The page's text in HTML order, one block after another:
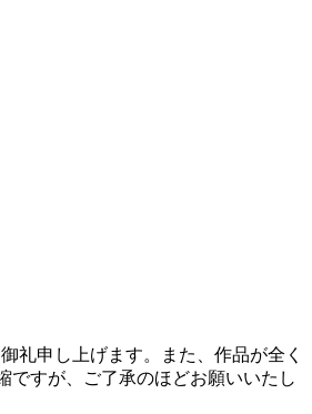
礼申し上げます。また、作品が全く
ですが、ご了承のほどお願いいたし